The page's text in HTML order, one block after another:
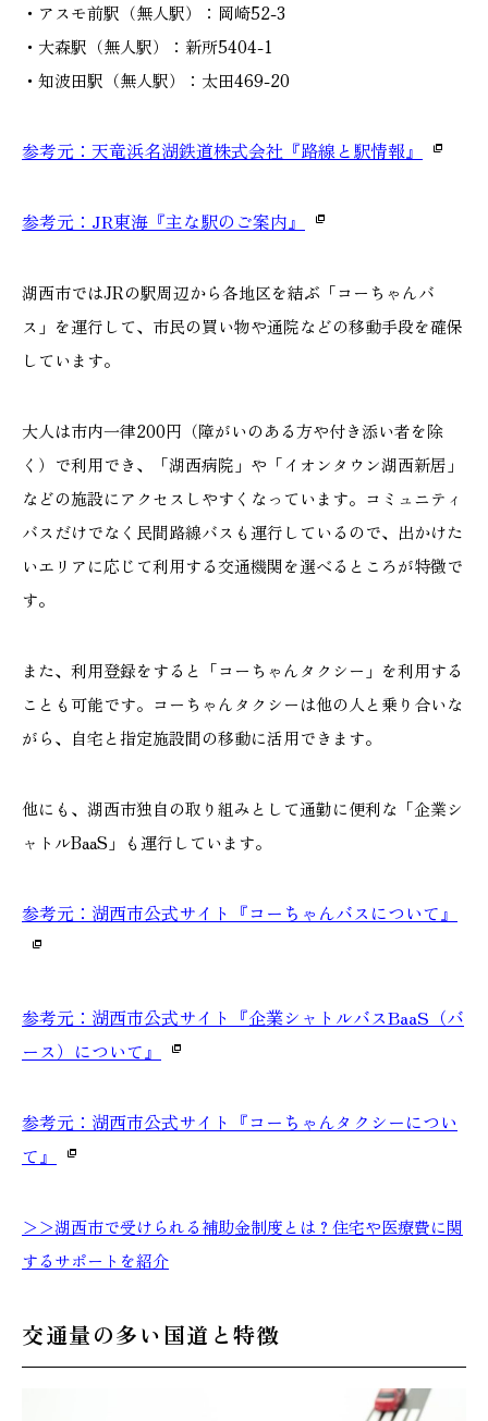
・アスモ前駅（無人駅）：岡崎52-3
・大森駅（無人駅）：新所5404-1
・知波田駅（無人駅）：太田469-20
参考元：天竜浜名湖鉄道株式会社『路線と駅情報』
参考元：JR東海『主な駅のご案内』
湖西市ではJRの駅周辺から各地区を結ぶ「コーちゃんバ
ス」を運行して、市民の買い物や通院などの移動手段を確保
しています。
大人は市内一律200円（障がいのある方や付き添い者を除
く）で利用でき、「湖西病院」や「イオンタウン湖西新居」
などの施設にアクセスしやすくなっています。コミュニティ
バスだけでなく民間路線バスも運行しているので、出かけた
いエリアに応じて利用する交通機関を選べるところが特徴で
す。
また、利用登録をすると「コーちゃんタクシー」を利用する
ことも可能です。コーちゃんタクシーは他の人と乗り合いな
がら、自宅と指定施設間の移動に活用できます。
他にも、湖西市独自の取り組みとして通勤に便利な「企業シ
ャトルBaaS」も運行しています。
参考元：湖西市公式サイト『コーちゃんバスについて』
参考元：湖西市公式サイト『企業シャトルバスBaaS（バ
ース）について』
参考元：湖西市公式サイト『コーちゃんタクシーについ
て』
＞＞湖西市で受けられる補助金制度とは？住宅や医療費に関
するサポートを紹介
交通量の多い国道と特徴